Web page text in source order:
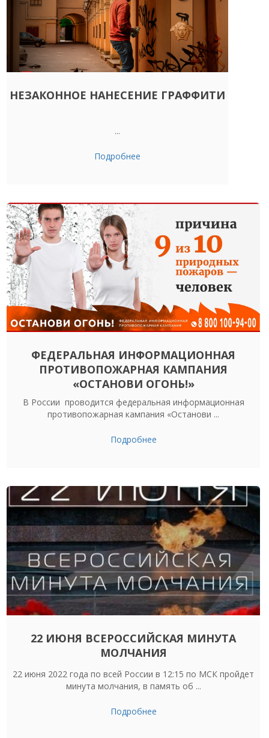
НЕЗАКОННОЕ НАНЕСЕНИЕ ГРАФФИТИ
...
Подробнее
ФЕДЕРАЛЬНАЯ ИНФОРМАЦИОННАЯ
ПРОТИВОПОЖАРНАЯ КАМПАНИЯ
«ОСТАНОВИ ОГОНЬ!»
В России проводится федеральная информационная
противопожарная кампания «Останови ...
Подробнее
22 ИЮНЯ ВСЕРОССИЙСКАЯ МИНУТА
МОЛЧАНИЯ
22 июня 2022 года по всей России в 12:15 по МСК пройдет
минута молчания, в память об ...
Подробнее